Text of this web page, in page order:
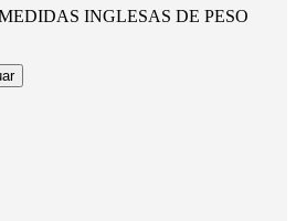
INGLESAS DE PESO